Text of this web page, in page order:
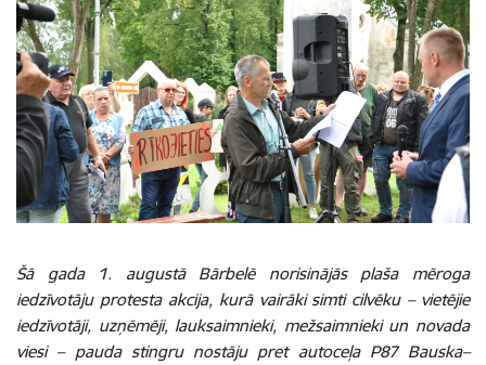
Šā gada 1. augustā Bārbelē norisinājās plaša mēroga
iedzīvotāju protesta akcija, kurā vairāki simti cilvēku – vietējie
iedzīvotāji, uzņēmēji, lauksaimnieki, mežsaimnieki un novada
viesi – pauda stingru nostāju pret autoceļa P87 Bauska–